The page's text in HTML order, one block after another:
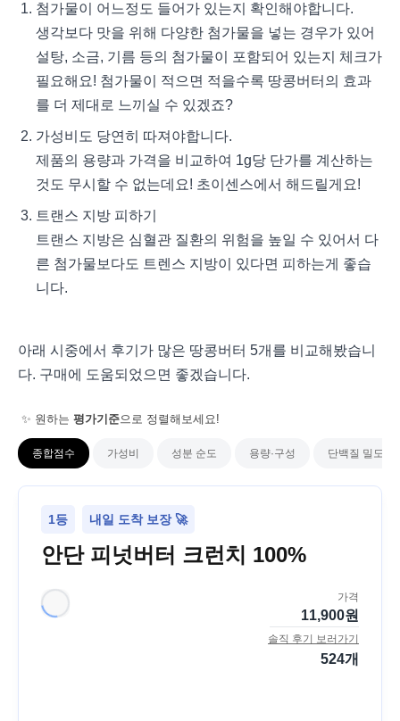
첨가물이 어느정도 들어가 있는지 확인해야합니다.
생각보다 맛을 위해 다양한 첨가물을 넣는 경우가 있어
설탕, 소금, 기름 등의 첨가물이 포함되어 있는지 체크가
필요해요! 첨가물이 적으면 적을수록 땅콩버터의 효과
를 더 제대로 느끼실 수 있겠죠?
가성비도 당연히 따져야합니다.
제품의 용량과 가격을 비교하여 1g당 단가를 계산하는
것도 무시할 수 없는데요! 초이센스에서 해드릴게요!
트랜스 지방 피하기
트랜스 지방은 심혈관 질환의 위험을 높일 수 있어서 다
른 첨가물보다도 트렌스 지방이 있다면 피하는게 좋습
니다.
아래 시중에서 후기가 많은 땅콩버터 5개를 비교해봤습니
다. 구매에 도움되었으면 좋겠습니다.
✨ 원하는 평가기준으로 정렬해보세요!
종합점수 가성비 성분 순도 용량·구성 단백질 밀도
1등 내일 도착 보장 🚀
안단 피넛버터 크런치 100%
가격
11,900원
솔직 후기 보러가기
524개